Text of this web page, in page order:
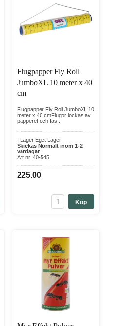
Flugpapper Fly Roll
JumboXL 10 meter x 40
cm
Flugpapper Fly Roll JumboXL 10
meter x 40 cmFlugor lockas av
papperet och fas...
I Lager Eget Lager
Skickas Normalt inom 1-2
vardagar
Art nr. 40-545
225,00
Köp